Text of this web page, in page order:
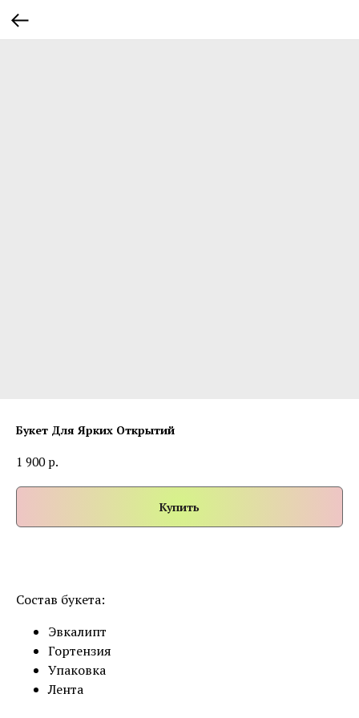
Букет Для Ярких Открытий
1 900 р.
Купить
Состав букета:
Эвкалипт
Гортензия
Упаковка
Лента